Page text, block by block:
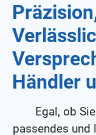
Händler
Egal, ob Sie
passendes und